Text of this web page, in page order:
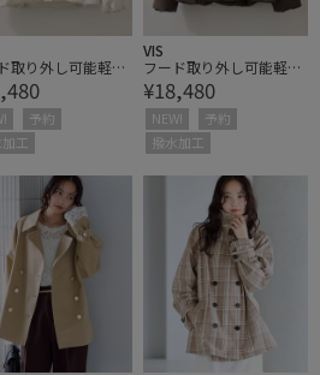
取り外し可能軽量
トダウンブルゾ
・WEB限定カラ
予約
工
VIS
フード取り外し可能軽量
ショートダウンブルゾ
ン/撥水・WEB限定カラ
ー
¥18,480
NEW!
予約
撥水加工